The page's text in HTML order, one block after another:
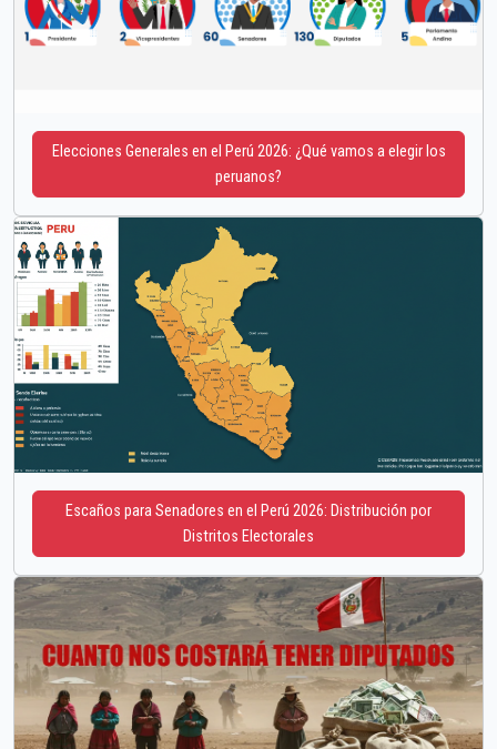
Elecciones Generales en el Perú 2026: ¿Qué vamos a elegir los
peruanos?
Escaños para Senadores en el Perú 2026: Distribución por
Distritos Electorales